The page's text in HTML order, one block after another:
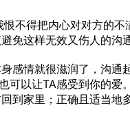
不得把内心对对方的不
免这样无效又伤人的沟通
情就很滋润了，沟通
可以让TA感受到你的爱
到家里；正确且适当地